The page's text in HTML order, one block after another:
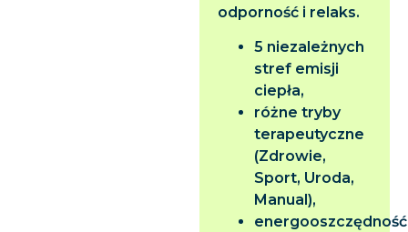
odporność i relaks.
5 niezależnych
stref emisji
ciepła,
różne tryby
terapeutyczne
(Zdrowie,
Sport, Uroda,
Manual),
energooszczędność